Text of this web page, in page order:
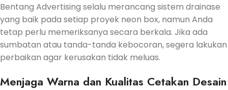
Bentang Advertising selalu merancang sistem drainase
yang baik pada setiap proyek neon box, namun Anda
tetap perlu memeriksanya secara berkala. Jika ada
sumbatan atau tanda-tanda kebocoran, segera lakukan
perbaikan agar kerusakan tidak meluas.
Menjaga Warna dan Kualitas Cetakan Desain